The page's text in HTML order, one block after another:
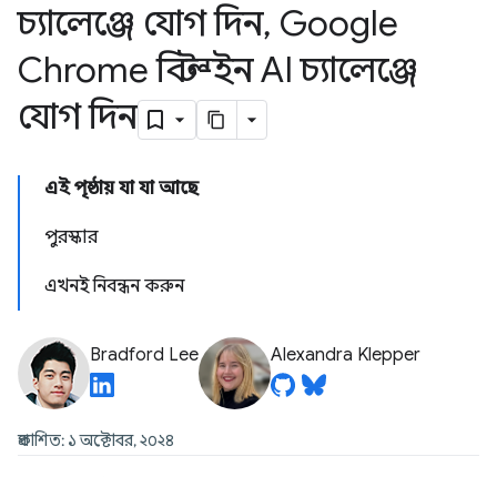
চ্যালেঞ্জে যোগ দিন, Google
Chrome বিল্ট-ইন AI চ্যালেঞ্জে
যোগ দিন
এই পৃষ্ঠায় যা যা আছে
পুরস্কার
এখনই নিবন্ধন করুন
Bradford Lee Alexandra Klepper
প্রকাশিত: ১ অক্টোবর, ২০২৪